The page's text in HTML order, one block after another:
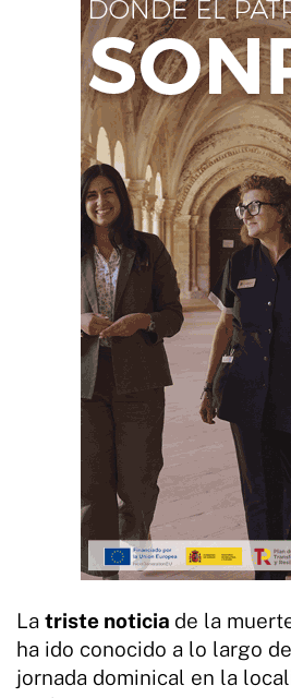
La triste noticia de la
ha ido conocido a lo largo
jornada dominical en la